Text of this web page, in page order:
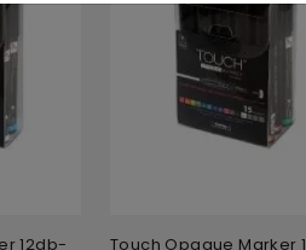
12db-
Touch Opaque Marker